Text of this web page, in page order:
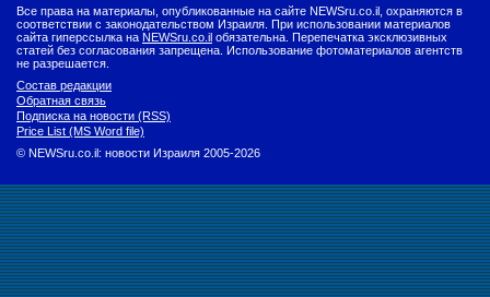
Все права на материалы, опубликованные на сайте NEWSru.co.il, охраняются в
соответствии с законодательством Израиля. При использовании материалов
сайта гиперссылка на NEWSru.co.il обязательна. Перепечатка эксклюзивных
статей без согласования запрещена. Использование фотоматериалов агентств
не разрешается.
Состав редакции
Обратная связь
Подписка на новости (RSS)
Price List (MS Word file)
© NEWSru.co.il: новости Израиля 2005-2026